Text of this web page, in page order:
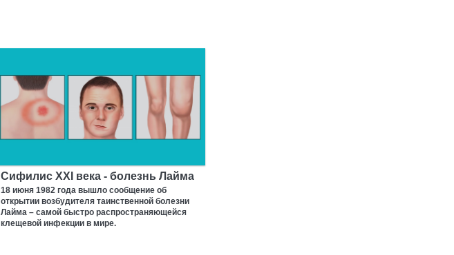
Сифилис XXI века - болезнь Лайма
18 июня 1982 года вышло сообщение об
открытии возбудителя таинственной болезни
Лайма – самой быстро распространяющейся
клещевой инфекции в мире.